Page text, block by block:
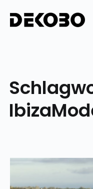
content
DEKOBO